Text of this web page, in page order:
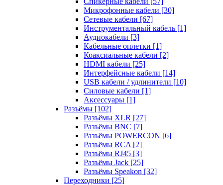
Микрофонные кабели [30]
Сетевые кабели [67]
Инструментальный кабель [1]
Аудиокабели [3]
Кабельные оплетки [1]
Коаксиальные кабели [2]
HDMI кабели [25]
Интерфейсные кабели [14]
USB кабели / удлинители [10]
Силовые кабели [1]
Аксессуары [1]
Разъёмы [102]
Разъёмы XLR [27]
Разъёмы BNC [7]
Разъёмы POWERCON [6]
Разъёмы RCA [2]
Разъёмы RJ45 [3]
Разъёмы Jack [25]
Разъёмы Speakon [32]
Переходники [25]